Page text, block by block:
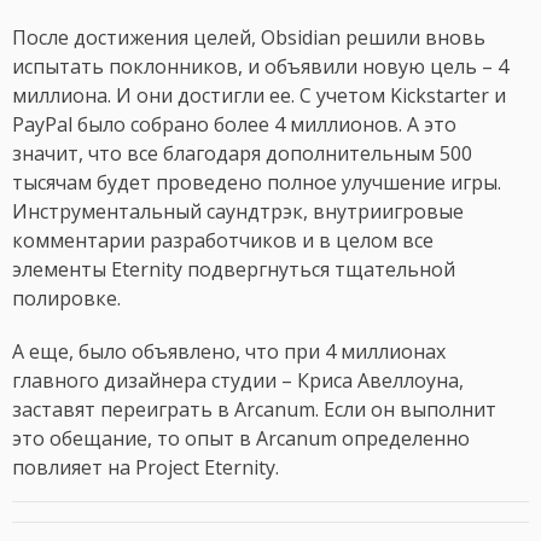
После достижения целей, Obsidian решили вновь
испытать поклонников, и объявили новую цель – 4
миллиона. И они достигли ее. С учетом Kickstarter и
PayPal было собрано более 4 миллионов. А это
значит, что все благодаря дополнительным 500
тысячам будет проведено полное улучшение игры.
Инструментальный саундтрэк, внутриигровые
комментарии разработчиков и в целом все
элементы Eternity подвергнуться тщательной
полировке.
А еще, было объявлено, что при 4 миллионах
главного дизайнера студии – Криса Авеллоуна,
заставят переиграть в Arcanum. Если он выполнит
это обещание, то опыт в Arcanum определенно
повлияет на Project Eternity.